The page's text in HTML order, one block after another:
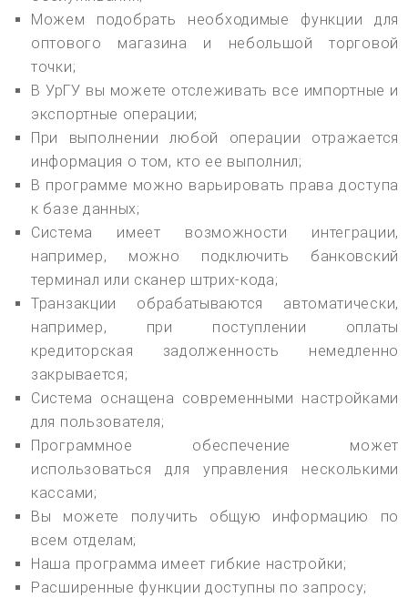
Можем подобрать необходимые функции для
оптового магазина и небольшой торговой
точки;
В УрГУ вы можете отслеживать все импортные и
экспортные операции;
При выполнении любой операции отражается
информация о том, кто ее выполнил;
В программе можно варьировать права доступа
к базе данных;
Система имеет возможности интеграции,
например, можно подключить банковский
терминал или сканер штрих-кода;
Транзакции обрабатываются автоматически,
например, при поступлении оплаты
кредиторская задолженность немедленно
закрывается;
Система оснащена современными настройками
для пользователя;
Программное обеспечение может
использоваться для управления несколькими
кассами;
Вы можете получить общую информацию по
всем отделам;
Наша программа имеет гибкие настройки;
Расширенные функции доступны по запросу;